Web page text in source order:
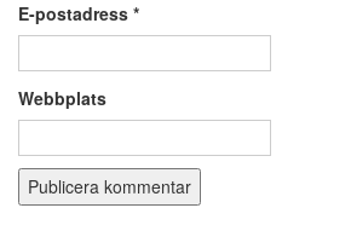
E-postadress *
Webbplats